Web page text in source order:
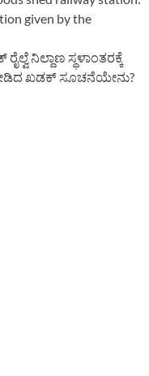
given by the
ನಿಲ್ದಾಣ ಸ್ಥಳಾಂತರಕ್ಕೆ
ಖಡಕ್ ಸೂಚನೆಯೇನು?